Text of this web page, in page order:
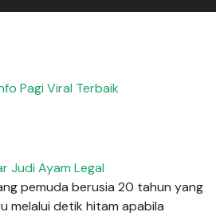
Pagi Viral Terbaik
Judi Ayam Legal
pemuda berusia 20 tahun yang
melalui detik hitam apabila